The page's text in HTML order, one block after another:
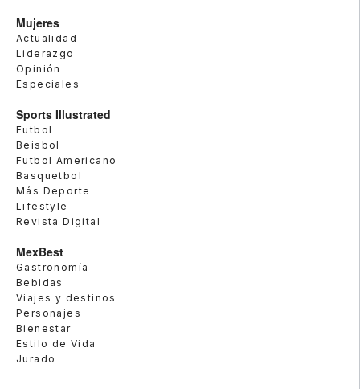
Mujeres
Actualidad
Liderazgo
Opinión
Especiales
Sports Illustrated
Futbol
Beisbol
Futbol Americano
Basquetbol
Más Deporte
Lifestyle
Revista Digital
MexBest
Gastronomía
Bebidas
Viajes y destinos
Personajes
Bienestar
Estilo de Vida
Jurado